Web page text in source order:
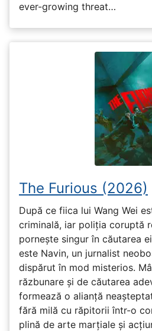
ever-growing threat…
The Furious (2026)
După ce fiica lui Wang Wei
criminală, iar poliția coruptă
pornește singur în căutarea
este Navin, un jurnalist
dispărut în mod misterios.
răzbunare și de căutarea
formează o alianță
fără milă cu răpitorii într-o
plină de arte marțiale și